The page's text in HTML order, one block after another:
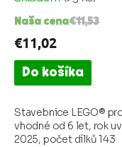
€11,53
Naša cena
€11,02
Do košíka
Stavebnice LEGO®
vhodné od 6 let, rok
2025, počet dílků 143